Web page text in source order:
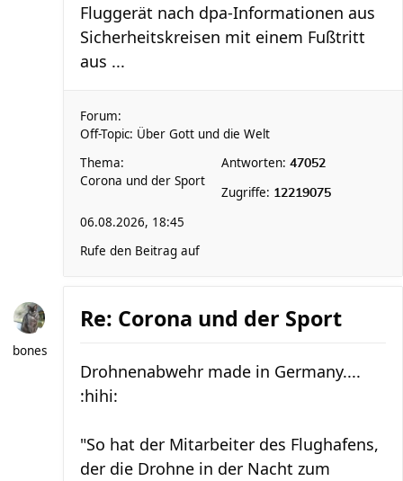
Fluggerät nach dpa-Informationen aus
Sicherheitskreisen mit einem Fußtritt
aus ...
Forum:
Off-Topic: Über Gott und die Welt
Thema:
Corona und der Sport
Antworten: 47052
Zugriffe: 12219075
06.08.2026, 18:45
Rufe den Beitrag auf
bones
Re: Corona und der Sport
Drohnenabwehr made in Germany....
:hihi:
"So hat der Mitarbeiter des Flughafens,
der die Drohne in der Nacht zum